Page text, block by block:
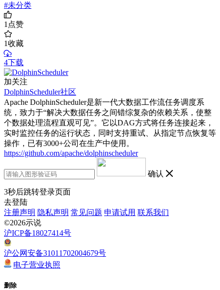
#未分类
1点赞
1收藏
4下载
加关注
DolphinScheduler社区
Apache DolphinScheduler是新一代大数据工作流任务调度系
统，致力于“解决大数据任务之间错综复杂的依赖关系，使整
个数据处理流程直观可见”。它以DAG方式将任务连接起来，
实时监控任务的运行状态，同时支持重试、从指定节点恢复等
操作，已有3000+公司在生产中使用。
https://github.com/apache/dolphinscheduler
确认
3秒后跳转登录页面
去登陆
注册声明 隐私声明 常见问题 申请试用 联系我们
©2026示说
沪ICP备18027414号
沪公网安备31011702004679号
电子营业执照
删除